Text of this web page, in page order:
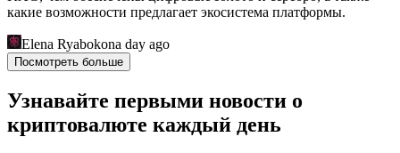
какие возможности предлагает экосистема платформы.
Elena Ryabokona day ago
Посмотреть больше
Узнавайте первыми новости о
криптовалюте каждый день